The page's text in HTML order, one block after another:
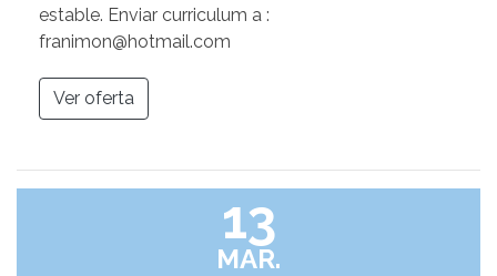
estable. Enviar curriculum a :
franimon@hotmail.com
Ver oferta
13
MAR.